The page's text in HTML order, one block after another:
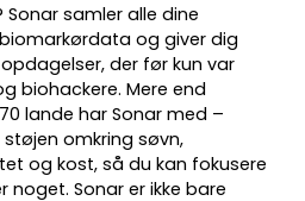
Sonar samler alle dine
og giver dig
der før kun var
biohackere. Mere end
lande har Sonar med –
omkring søvn,
og kost, så du kan fokusere
Sonar er ikke bare